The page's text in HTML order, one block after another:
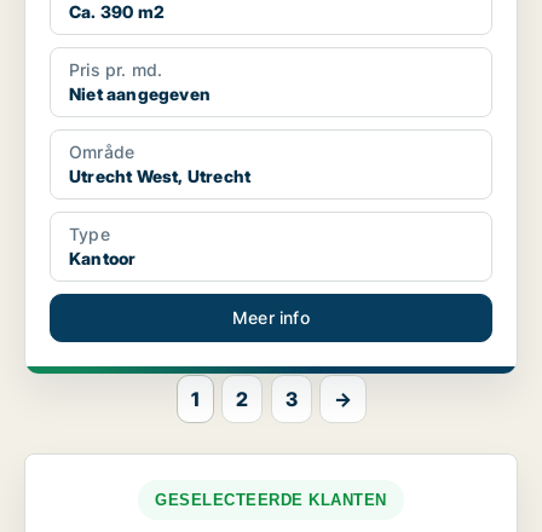
Ca. 390 m2
Pris pr. md.
Niet aangegeven
Område
Utrecht West, Utrecht
Type
Kantoor
Meer info
1 2 3 →
GESELECTEERDE KLANTEN